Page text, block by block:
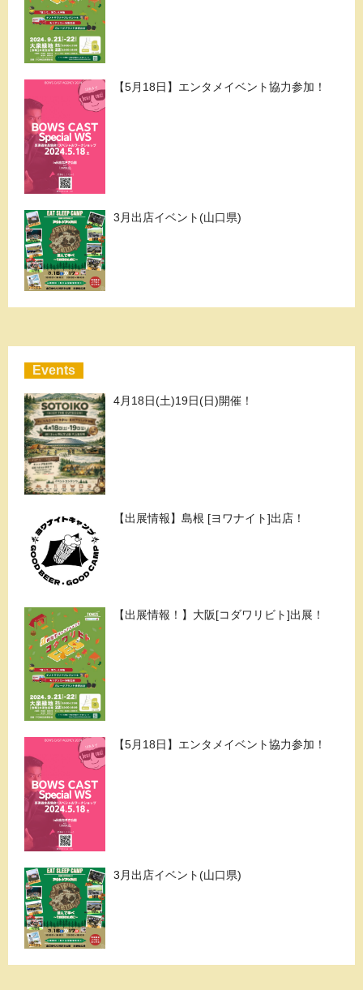
【5月18日】エンタメイベント協力参加！
3月出店イベント(山口県)
Events
4月18日(土)19日(日)開催！
【出展情報】島根 [ヨワナイト]出店！
【出展情報！】大阪[コダワリビト]出展！
【5月18日】エンタメイベント協力参加！
3月出店イベント(山口県)